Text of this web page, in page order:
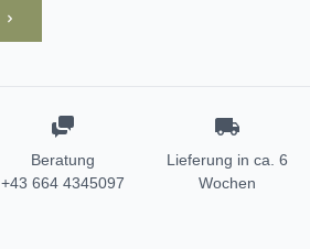
Beratung
+43 664 4345097
Lieferung in ca. 6
Wochen